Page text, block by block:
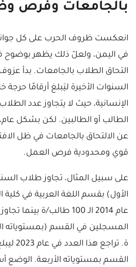
بالجامعات وفرص
انعكست ظروف الحرب على كل جوانب
في اليمن، ولعلّ ذلك يظهر
التحاق الطلاب بالجامعات. بدأ
السنوات الأخيرة ليَبلغ أرقامًا حرجة
الإنسانية، حيث لا يتجاوز عدد
الطالب أو الطالبين. لكن بشكل
عن الالتحاق بالجامعات في ظل
قوي ومحدودية فرص العمل.
على سبيل المثال، تجاوز طلاب
الأول) بقسم اللغة العربية في
عام 2014 الـ 100 طالب/ة
القسم بمستوياته الأربعة. الوضع